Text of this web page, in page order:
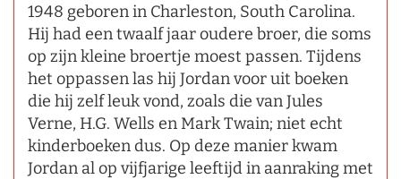
1948 geboren in Charleston, South Carolina.
Hij had een twaalf jaar oudere broer, die soms
op zijn kleine broertje moest passen. Tijdens
het oppassen las hij Jordan voor uit boeken
die hij zelf leuk vond, zoals die van Jules
Verne, H.G. Wells en Mark Twain; niet echt
kinderboeken dus. Op deze manier kwam
Jordan al op vijfjarige leeftijd in aanraking met